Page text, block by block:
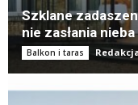
Szklane
nie zasłania nieba
Balkon i taras